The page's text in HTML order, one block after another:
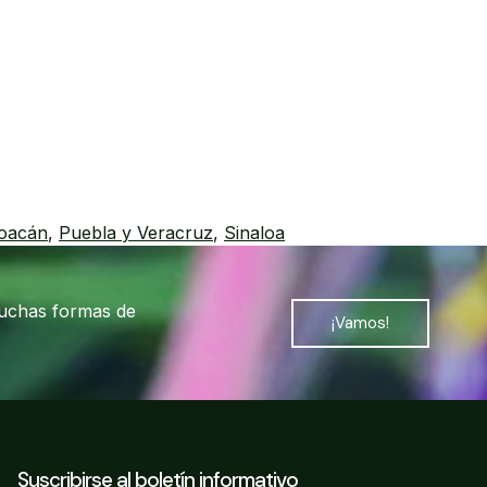
, Puebla y Veracruz, Sinaloa
formas de
¡Vamos!
Suscribirse al boletín informativo